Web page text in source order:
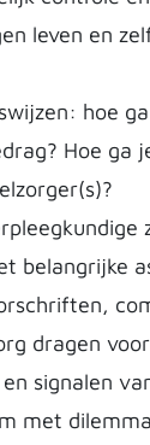
leven en
hoe
Hoe ga
belangrijke
dragen
signalen
met